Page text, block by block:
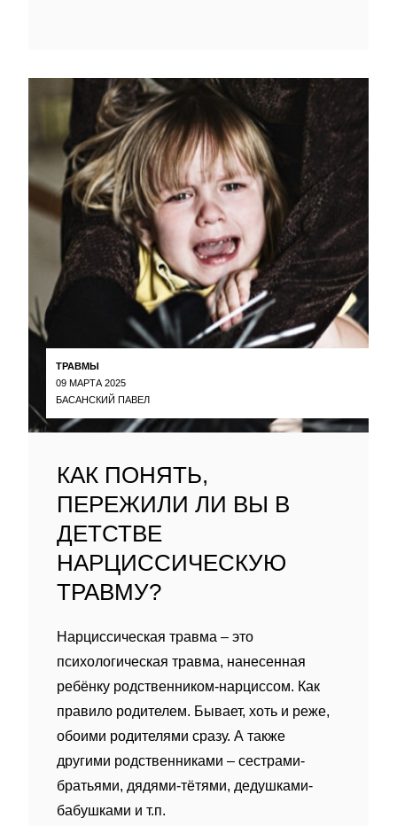
ТРАВМЫ
09 МАРТА 2025
БАСАНСКИЙ ПАВЕЛ
КАК ПОНЯТЬ,
ПЕРЕЖИЛИ ЛИ ВЫ В
ДЕТСТВЕ
НАРЦИССИЧЕСКУЮ
ТРАВМУ?
Нарциссическая травма – это
психологическая травма, нанесенная
ребëнку родственником-нарциссом. Как
правило родителем. Бывает, хоть и реже,
обоими родителями сразу. А также
другими родственниками – сестрами-
братьями, дядями-тëтями, дедушками-
бабушками и т.п.